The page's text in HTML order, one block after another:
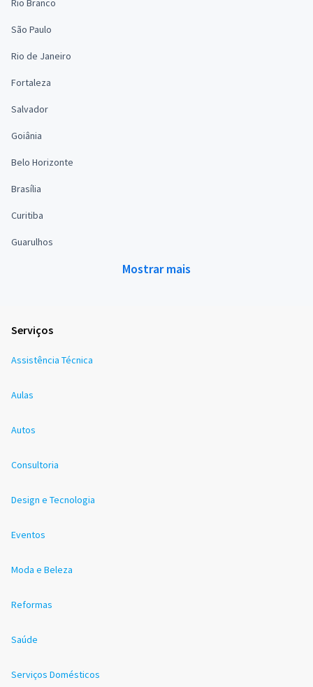
Rio Branco
São Paulo
Rio de Janeiro
Fortaleza
Salvador
Goiânia
Belo Horizonte
Brasília
Curitiba
Guarulhos
Mostrar mais
Serviços
Assistência Técnica
Aulas
Autos
Consultoria
Design e Tecnologia
Eventos
Moda e Beleza
Reformas
Saúde
Serviços Domésticos